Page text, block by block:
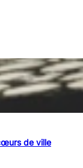
de ville